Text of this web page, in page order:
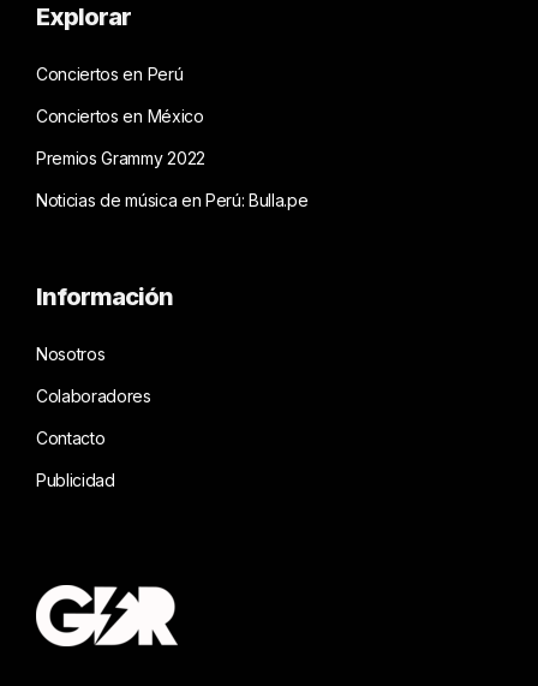
Explorar
Conciertos en Perú
Conciertos en México
Premios Grammy 2022
Noticias de música en Perú: Bulla.pe
Información
Nosotros
Colaboradores
Contacto
Publicidad